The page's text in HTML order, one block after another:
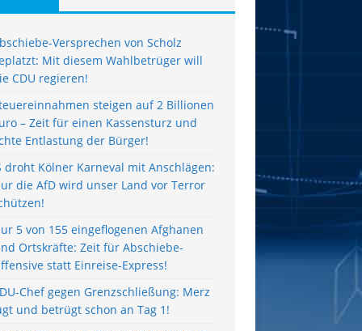
Versprechen von Scholz
Mit diesem Wahlbetrüger will
CDU regieren!
steigen auf 2 Billionen
– Zeit für einen Kassensturz und
Entlastung der Bürger!
droht Kölner Karneval mit Anschlägen:
die AfD wird unser Land vor Terror
5 von 155 eingeflogenen Afghanen
Ortskräfte: Zeit für Abschiebe-
statt Einreise-Express!
Chef gegen Grenzschließung: Merz
und betrügt schon an Tag 1!